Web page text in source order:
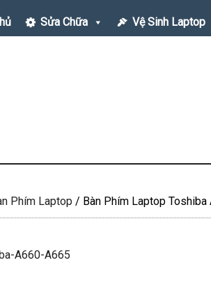
Sửa Chữa Vệ Sinh Laptop
Phím Laptop / Bàn Phím Laptop Toshiba